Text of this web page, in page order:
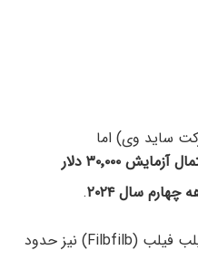
ساید وی) اما
آزمایش ۳۰٬۰۰۰ دلار
سال ۲۰۲۴
.
مدیر عامل و یکی از بنیانگذاران فیلب فیلب (Filbfilb) نیز حدود